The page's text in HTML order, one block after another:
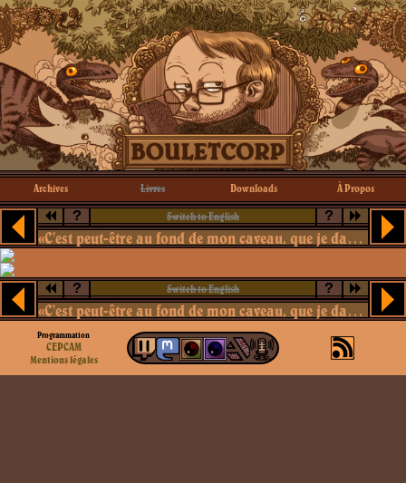
Archives Livres Downloads À Propos
? Switch to English ?
«C'est peut-être au fond de mon caveau, que je danserai le mortel tango.»
? Switch to English ?
«C'est peut-être au fond de mon caveau, que je danserai le mortel tango.»
Programmation
CEPCAM
Mentions légales